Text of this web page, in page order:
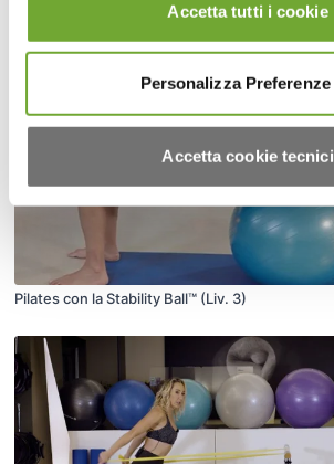
Accetta tutti i cookie
Personalizza Preferenze
Accetta cookie tecnici
Pilates con la Stability Ball™ (Liv. 3)